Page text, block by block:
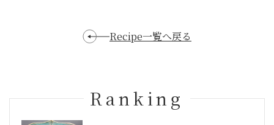
Ranking
Recipe一覧へ戻る